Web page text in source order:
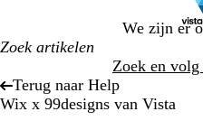
We zijn er
Zoek en volg
Terug naar Help
Wix x 99designs van Vista